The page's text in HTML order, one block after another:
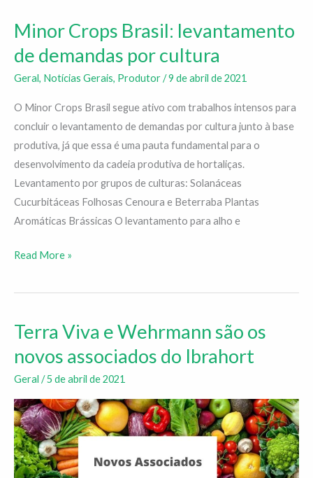
Minor Crops Brasil: levantamento
de demandas por cultura
Geral, Notícias Gerais, Produtor/9 de abril de 2021
O Minor Crops Brasil segue ativo com trabalhos intensos para
concluir o levantamento de demandas por cultura junto à base
produtiva, já que essa é uma pauta fundamental para o
desenvolvimento da cadeia produtiva de hortaliças.
Levantamento por grupos de culturas: Solanáceas
Cucurbitáceas Folhosas Cenoura e Beterraba Plantas
Aromáticas Brássicas O levantamento para alho e
Minor
Crops
Brasil:
levantamento
de
demandas
cultura
Read More »
Terra Viva e Wehrmann são os
novos associados do Ibrahort
Geral /5 de abril de 2021
Terra
e
Wehrmann
são
os
novos
associados